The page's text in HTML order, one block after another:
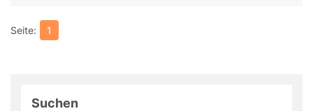
1
Suchen